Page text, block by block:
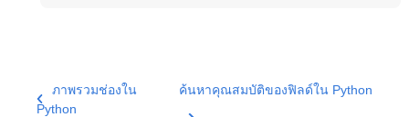
ภาพรวมช่องใน
Python
ค้นหาคุณสมบัติของฟิลด์ใน Python